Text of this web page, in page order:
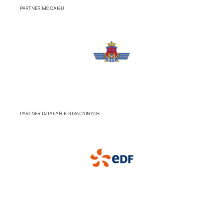
PARTNER MOCAK-U
PARTNER DZIAŁAŃ EDUKACYJNYCH